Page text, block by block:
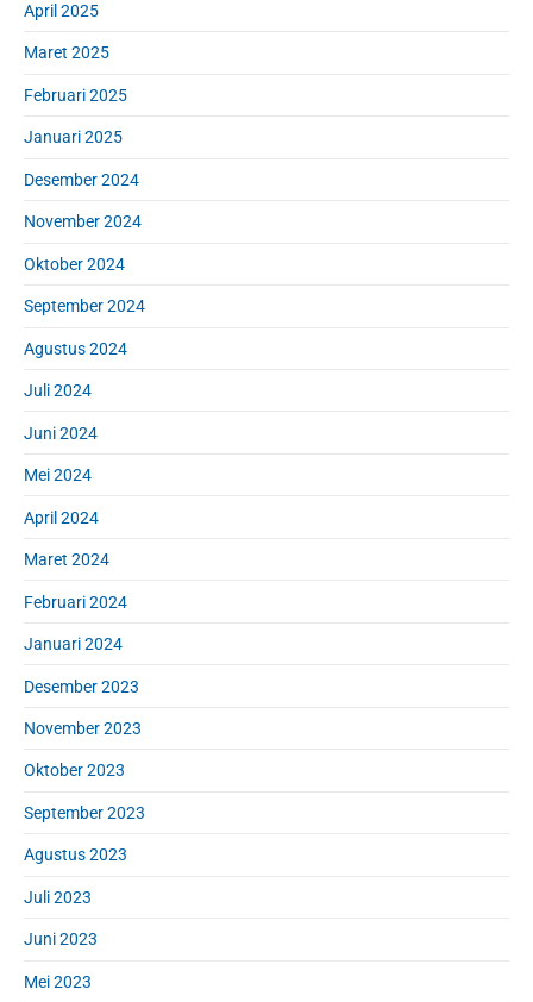
April 2025
Maret 2025
Februari 2025
Januari 2025
Desember 2024
November 2024
Oktober 2024
September 2024
Agustus 2024
Juli 2024
Juni 2024
Mei 2024
April 2024
Maret 2024
Februari 2024
Januari 2024
Desember 2023
November 2023
Oktober 2023
September 2023
Agustus 2023
Juli 2023
Juni 2023
Mei 2023